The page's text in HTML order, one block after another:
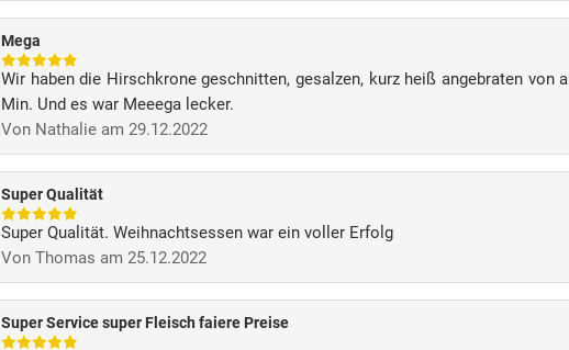
Mega
Wir haben die Hirschkrone geschnitten, gesalzen, kurz heiß angebraten von
Min. Und es war Meeega lecker.
Von Nathalie am 29.12.2022
Super Qualität
Super Qualität. Weihnachtsessen war ein voller Erfolg
Von Thomas am 25.12.2022
Super Service super Fleisch faiere Preise